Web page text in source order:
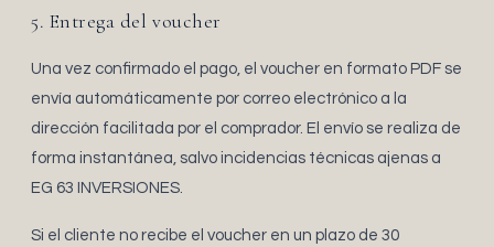
5. Entrega del voucher
Una vez confirmado el pago, el voucher en formato PDF se
envía automáticamente por correo electrónico a la
dirección facilitada por el comprador. El envío se realiza de
forma instantánea, salvo incidencias técnicas ajenas a
EG 63 INVERSIONES.
Si el cliente no recibe el voucher en un plazo de 30